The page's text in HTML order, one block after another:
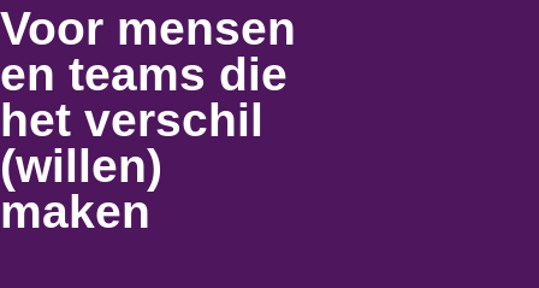
Voor mensen
en teams die
het verschil
(willen)
maken